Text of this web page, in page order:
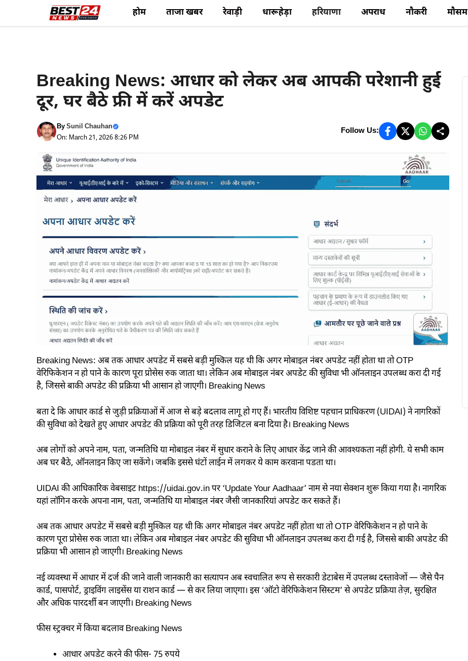
होम ताजा खबर रेवाड़ी धारूहेड़ा हरियाणा अपराध नौकरी मौसम
Breaking News: आधार को लेकर अब आपकी परेशानी हुई
दूर, घर बैठे फ्री में करें अपडेट
BySunil Chauhan
On: March 21, 2026 8:26 PM
Follow Us:
Breaking News: अब तक आधार अपडेट में सबसे बड़ी मुश्किल यह थी कि अगर मोबाइल नंबर अपडेट नहीं होता था तो OTP
वेरिफिकेशन न हो पाने के कारण पूरा प्रोसेस रुक जाता था। लेकिन अब मोबाइल नंबर अपडेट की सुविधा भी ऑनलाइन उपलब्ध करा दी गई
है, जिससे बाकी अपडेट की प्रक्रिया भी आसान हो जाएगी। Breaking News
बता दे कि आधार कार्ड से जुड़ी प्रक्रियाओं में आज से बड़े बदलाव लागू हो गए हैं। भारतीय विशिष्ट पहचान प्राधिकरण (UIDAI) ने नागरिकों
की सुविधा को देखते हुए आधार अपडेट की प्रक्रिया को पूरी तरह डिजिटल बना दिया है। Breaking News
अब लोगों को अपने नाम, पता, जन्मतिथि या मोबाइल नंबर में सुधार कराने के लिए आधार केंद्र जाने की आवश्यकता नहीं होगी. ये सभी काम
अब घर बैठे, ऑनलाइन किए जा सकेंगे। जबकि इससे घंटों लाईन में लगकर ये काम करवाना पडता था।
UIDAI की आधिकारिक वेबसाइट https://uidai.gov.in पर ‘Update Your Aadhaar’ नाम से नया सेक्शन शुरू किया गया है। नागरिक
यहां लॉगिन करके अपना नाम, पता, जन्मतिथि या मोबाइल नंबर जैसी जानकारियां अपडेट कर सकते हैं।
अब तक आधार अपडेट में सबसे बड़ी मुश्किल यह थी कि अगर मोबाइल नंबर अपडेट नहीं होता था तो OTP वेरिफिकेशन न हो पाने के
कारण पूरा प्रोसेस रुक जाता था। लेकिन अब मोबाइल नंबर अपडेट की सुविधा भी ऑनलाइन उपलब्ध करा दी गई है, जिससे बाकी अपडेट की
प्रक्रिया भी आसान हो जाएगी। Breaking News
नई व्यवस्था में आधार में दर्ज की जाने वाली जानकारी का सत्यापन अब स्वचालित रूप से सरकारी डेटाबेस में उपलब्ध दस्तावेजों — जैसे पैन
कार्ड, पासपोर्ट, ड्राइविंग लाइसेंस या राशन कार्ड — से कर लिया जाएगा। इस ‘ऑटो वेरिफिकेशन सिस्टम’ से अपडेट प्रक्रिया तेज़, सुरक्षित
और अधिक पारदर्शी बन जाएगी। Breaking News
फीस स्ट्रक्चर में किया बदलाव Breaking News
आधार अपडेट करने की फीस- 75 रुपये